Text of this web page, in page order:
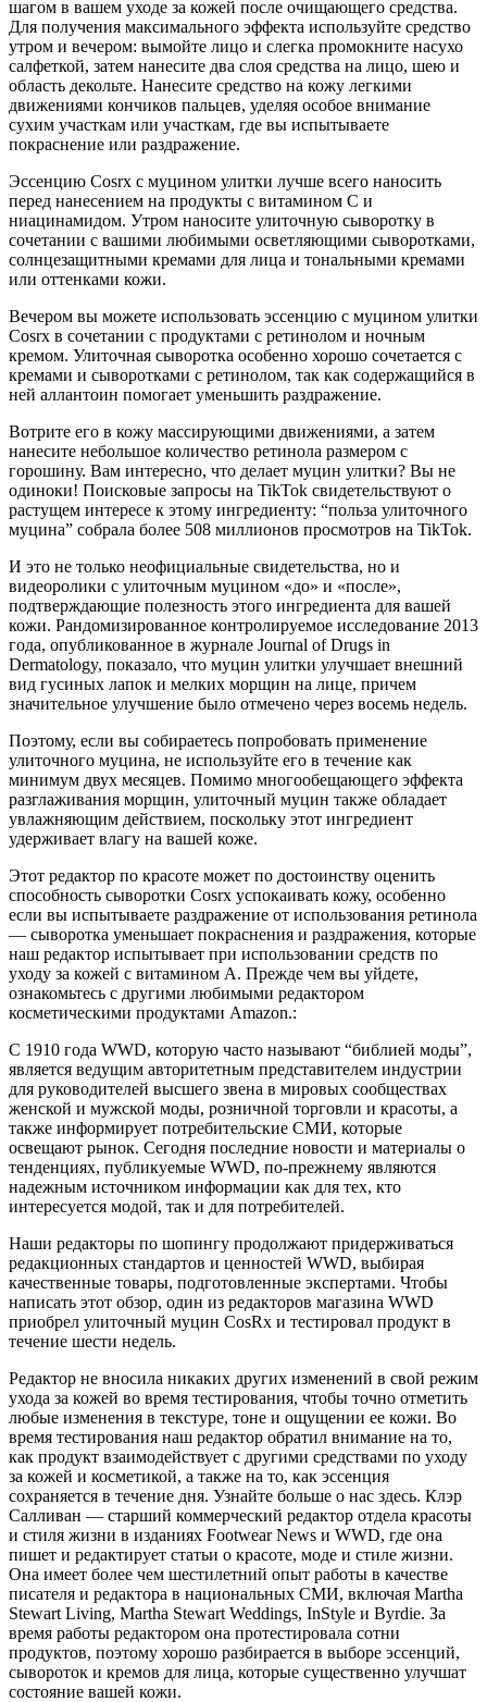
шагом в вашем уходе за кожей после очищающего средства.
Для получения максимального эффекта используйте средство
утром и вечером: вымойте лицо и слегка промокните насухо
салфеткой, затем нанесите два слоя средства на лицо, шею и
область декольте. Нанесите средство на кожу легкими
движениями кончиков пальцев, уделяя особое внимание
сухим участкам или участкам, где вы испытываете
покраснение или раздражение.
Эссенцию Cosrx с муцином улитки лучше всего наносить
перед нанесением на продукты с витамином С и
ниацинамидом. Утром наносите улиточную сыворотку в
сочетании с вашими любимыми осветляющими сыворотками,
солнцезащитными кремами для лица и тональными кремами
или оттенками кожи.
Вечером вы можете использовать эссенцию с муцином улитки
Cosrx в сочетании с продуктами с ретинолом и ночным
кремом. Улиточная сыворотка особенно хорошо сочетается с
кремами и сыворотками с ретинолом, так как содержащийся в
ней аллантоин помогает уменьшить раздражение.
Вотрите его в кожу массирующими движениями, а затем
нанесите небольшое количество ретинола размером с
горошину. Вам интересно, что делает муцин улитки? Вы не
одиноки! Поисковые запросы на TikTok свидетельствуют о
растущем интересе к этому ингредиенту: “польза улиточного
муцина” собрала более 508 миллионов просмотров на TikTok.
И это не только неофициальные свидетельства, но и
видеоролики с улиточным муцином «до» и «после»,
подтверждающие полезность этого ингредиента для вашей
кожи. Рандомизированное контролируемое исследование 2013
года, опубликованное в журнале Journal of Drugs in
Dermatology, показало, что муцин улитки улучшает внешний
вид гусиных лапок и мелких морщин на лице, причем
значительное улучшение было отмечено через восемь недель.
Поэтому, если вы собираетесь попробовать применение
улиточного муцина, не используйте его в течение как
минимум двух месяцев. Помимо многообещающего эффекта
разглаживания морщин, улиточный муцин также обладает
увлажняющим действием, поскольку этот ингредиент
удерживает влагу на вашей коже.
Этот редактор по красоте может по достоинству оценить
способность сыворотки Cosrx успокаивать кожу, особенно
если вы испытываете раздражение от использования ретинола
— сыворотка уменьшает покраснения и раздражения, которые
наш редактор испытывает при использовании средств по
уходу за кожей с витамином А. Прежде чем вы уйдете,
ознакомьтесь с другими любимыми редактором
косметическими продуктами Amazon.:
С 1910 года WWD, которую часто называют “библией моды”,
является ведущим авторитетным представителем индустрии
для руководителей высшего звена в мировых сообществах
женской и мужской моды, розничной торговли и красоты, а
также информирует потребительские СМИ, которые
освещают рынок. Сегодня последние новости и материалы о
тенденциях, публикуемые WWD, по-прежнему являются
надежным источником информации как для тех, кто
интересуется модой, так и для потребителей.
Наши редакторы по шопингу продолжают придерживаться
редакционных стандартов и ценностей WWD, выбирая
качественные товары, подготовленные экспертами. Чтобы
написать этот обзор, один из редакторов магазина WWD
приобрел улиточный муцин CosRx и тестировал продукт в
течение шести недель.
Редактор не вносила никаких других изменений в свой режим
ухода за кожей во время тестирования, чтобы точно отметить
любые изменения в текстуре, тоне и ощущении ее кожи. Во
время тестирования наш редактор обратил внимание на то,
как продукт взаимодействует с другими средствами по уходу
за кожей и косметикой, а также на то, как эссенция
сохраняется в течение дня. Узнайте больше о нас здесь. Клэр
Салливан — старший коммерческий редактор отдела красоты
и стиля жизни в изданиях Footwear News и WWD, где она
пишет и редактирует статьи о красоте, моде и стиле жизни.
Она имеет более чем шестилетний опыт работы в качестве
писателя и редактора в национальных СМИ, включая Martha
Stewart Living, Martha Stewart Weddings, InStyle и Byrdie. За
время работы редактором она протестировала сотни
продуктов, поэтому хорошо разбирается в выборе эссенций,
сывороток и кремов для лица, которые существенно улучшат
состояние вашей кожи.